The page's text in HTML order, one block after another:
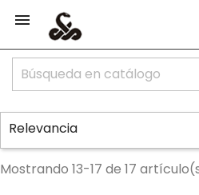

Relevancia
Mostrando 13-17 de 17